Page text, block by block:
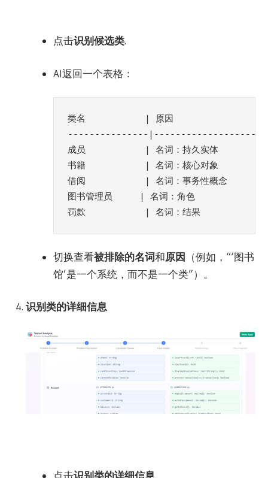
点击识别候选类.
AI返回一个表格：
类名           | 原因
---------------
成员           | 名词：持久实体
书籍           | 名词：核心对象            |
借阅           | 名词：事务性概念
图书管理员     | 名词：角色                |
切换查看被排除的名词和原因 （例如，“‘图书
馆’是一个系统，而不是一个类”）。
识别类的详细信息
点击识别类的详细信息.